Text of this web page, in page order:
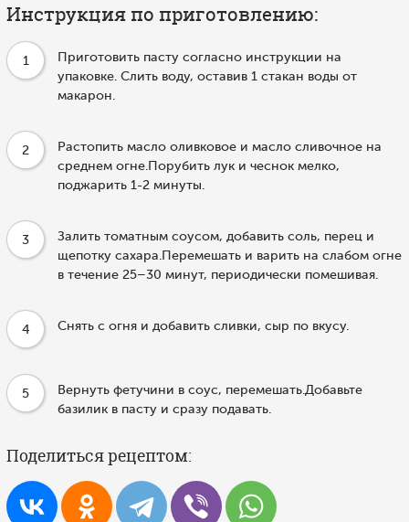
Инструкция по приготовлению:
1
Приготовить пасту согласно инструкции на
упаковке. Слить воду, оставив 1 стакан воды от
макарон.
2
Растопить масло оливковое и масло сливочное на
среднем огне.Порубить лук и чеснок мелко,
поджарить 1-2 минуты.
3
Залить томатным соусом, добавить соль, перец и
щепотку сахара.Перемешать и варить на слабом огне
в течение 25–30 минут, периодически помешивая.
4 Снять с огня и добавить сливки, сыр по вкусу.
5
Вернуть фетучини в соус, перемешать.Добавьте
базилик в пасту и сразу подавать.
Поделиться рецептом: